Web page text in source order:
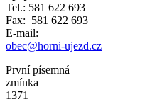
Tel.: 581 622 693
Fax: 581 622 693
E-mail:
obec@horni-ujezd.cz
První písemná
zmínka
1371